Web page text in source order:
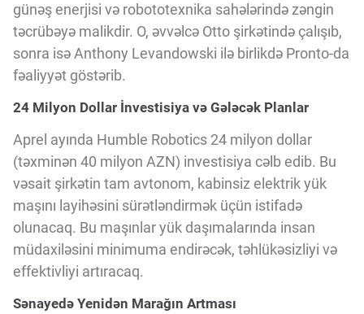
Vizyoner Baxışı
Innovasiya Bələdçisi
Gələcəyin Təhlili
Podkastlar
günəş enerjisi və robototexnika sahələrində zəngin
təcrübəyə malikdir. O, əvvəlcə Otto şirkətində çalışıb,
sonra isə Anthony Levandowski ilə birlikdə Pronto-da
fəaliyyət göstərib.
24 Milyon Dollar İnvestisiya və Gələcək Planlar
Aprel ayında Humble Robotics 24 milyon dollar
(təxminən 40 milyon AZN) investisiya cəlb edib. Bu
vəsait şirkətin tam avtonom, kabinsiz elektrik yük
maşını layihəsini sürətləndirmək üçün istifadə
olunacaq. Bu maşınlar yük daşımalarında insan
müdaxiləsini minimuma endirəcək, təhlükəsizliyi və
effektivliyi artıracaq.
Sənayedə Yenidən Marağın Artması